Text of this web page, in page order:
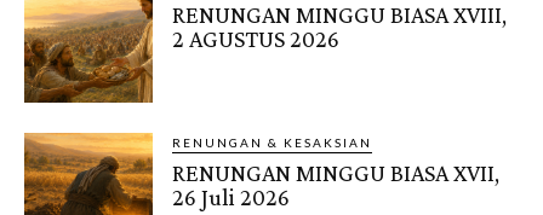
RENUNGAN MINGGU BIASA XVIII,
2 AGUSTUS 2026
RENUNGAN & KESAKSIAN
RENUNGAN MINGGU BIASA XVII,
26 Juli 2026